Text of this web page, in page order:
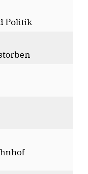
Politik